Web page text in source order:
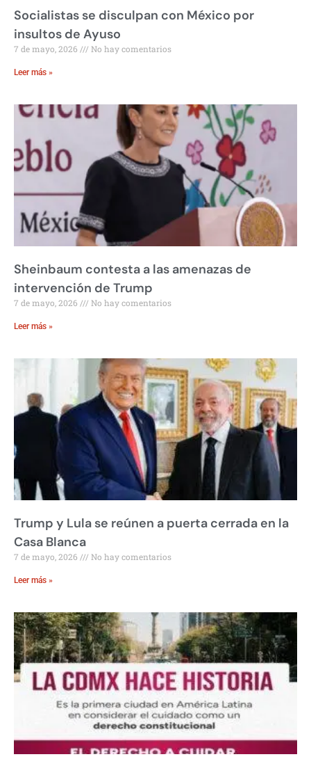
Socialistas se disculpan con México por
insultos de Ayuso
7 de mayo, 2026 No hay comentarios
Leer más »
Sheinbaum contesta a las amenazas de
intervención de Trump
7 de mayo, 2026 No hay comentarios
Leer más »
Trump y Lula se reúnen a puerta cerrada en la
Casa Blanca
7 de mayo, 2026 No hay comentarios
Leer más »